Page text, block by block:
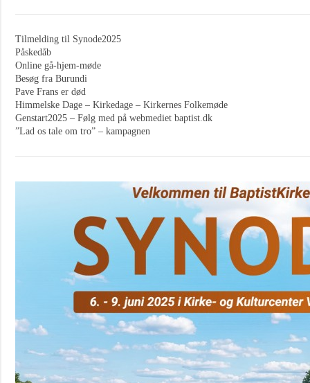
Tilmelding til Synode2025
Påskedåb
Online gå-hjem-møde
Besøg fra Burundi
Pave Frans er død
Himmelske Dage – Kirkedage – Kirkernes Folkemøde
Genstart2025 – Følg med på webmediet baptist.dk
”Lad os tale om tro” – kampagnen